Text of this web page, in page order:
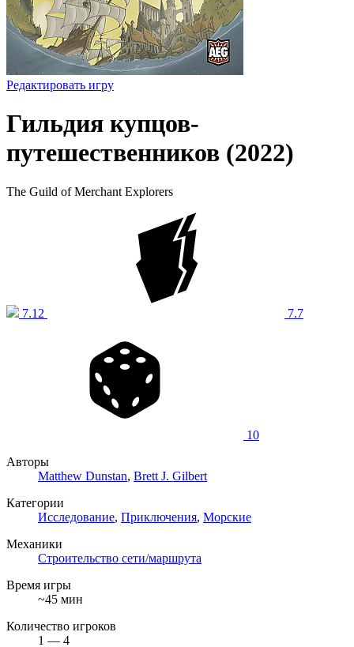
Редактировать игру
Гильдия купцов-
путешественников (2022)
The Guild of Merchant Explorers
7.12 7.7
10
Авторы
Matthew Dunstan, Brett J. Gilbert
Категории
Исследование, Приключения, Морские
Механики
Строительство сети/маршрута
Время игры
~45 мин
Количество игроков
1 — 4